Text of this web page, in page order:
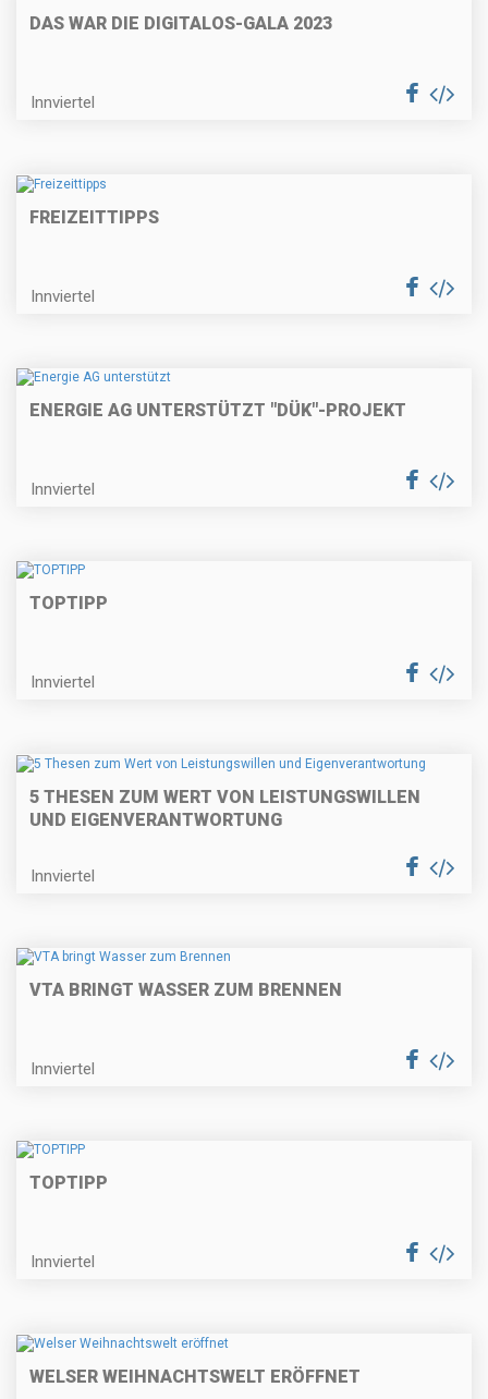
DAS WAR DIE DIGITALOS-GALA 2023
Innviertel
FREIZEITTIPPS
Innviertel
ENERGIE AG UNTERSTÜTZT "DÜK"-PROJEKT
Innviertel
TOPTIPP
Innviertel
5 THESEN ZUM WERT VON LEISTUNGSWILLEN
UND EIGENVERANTWORTUNG
Innviertel
VTA BRINGT WASSER ZUM BRENNEN
Innviertel
TOPTIPP
Innviertel
WELSER WEIHNACHTSWELT ERÖFFNET